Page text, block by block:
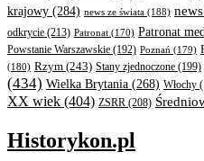
krajowy (284) news ze świata (188)
odkrycie (213) Patronat (170) Patronat
Powstanie Warszawskie (192) Poznań (179)
(180) Rzym (243) Stany zjednoczone (199)
(434) Wielka Brytania (268) Włochy
XX wiek (404) ZSRR (208)
Historykon.pl